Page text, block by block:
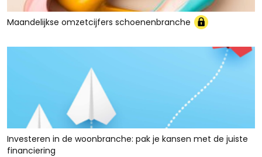
Maandelijkse omzetcijfers schoenenbranche
Investeren in de woonbranche: pak je kansen met de juiste
financiering